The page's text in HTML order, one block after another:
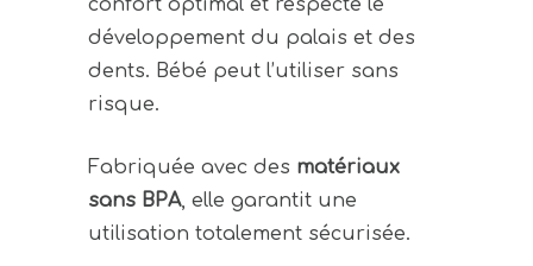
confort optimal et respecte le
développement du palais et des
dents. Bébé peut l’utiliser sans
risque.
Fabriquée avec des matériaux
sans BPA, elle garantit une
utilisation totalement sécurisée.